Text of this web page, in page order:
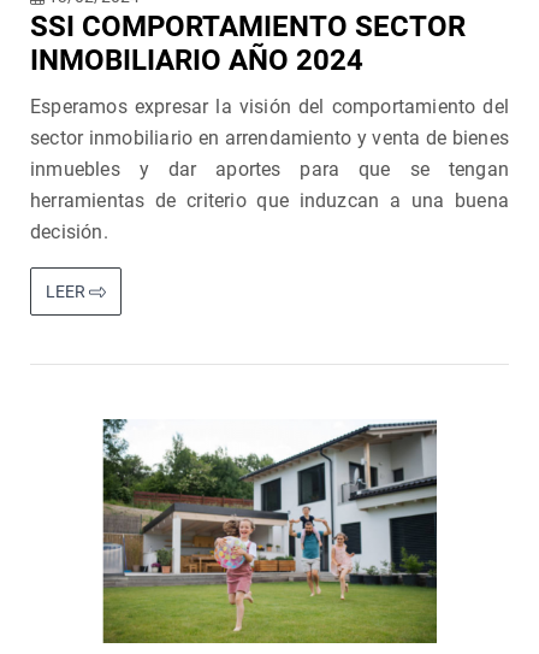
SSI COMPORTAMIENTO SECTOR
INMOBILIARIO AÑO 2024
Esperamos expresar la visión del comportamiento del
sector inmobiliario en arrendamiento y venta de bienes
inmuebles y dar aportes para que se tengan
herramientas de criterio que induzcan a una buena
decisión.
LEER